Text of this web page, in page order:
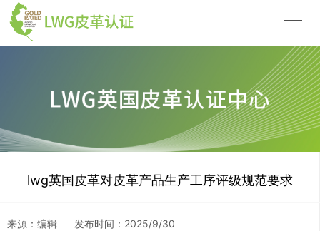
lwg英国皮革对皮革产品生产工序评级规范要求
来源：编辑 发布时间： 2025/9/30